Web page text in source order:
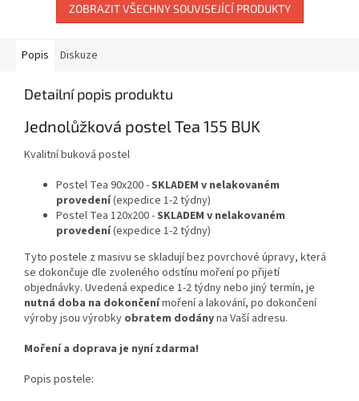
ZOBRAZIT VŠECHNY SOUVISEJÍCÍ PRODUKTY
Popis Diskuze
Detailní popis produktu
Jednolůžková postel Tea 155 BUK
Kvalitní buková postel
Postel Tea 90x200 -SKLADEM v nelakovaném
provedení(expedice 1-2 týdny)
Postel Tea 120x200 -SKLADEM v nelakovaném
provedení(expedice 1-2 týdny)
Tyto postele z masivu se skladují bez povrchové úpravy, která
se dokončuje dle zvoleného odstínu moření po přijetí
objednávky. Uvedená expedice 1-2 týdny nebo jiný termín, je
nutná doba na dokončenímoření a lakování, po dokončení
výroby jsou výrobky obratem dodányna Vaší adresu.
Moření a doprava je nyní zdarma!
Popis postele: